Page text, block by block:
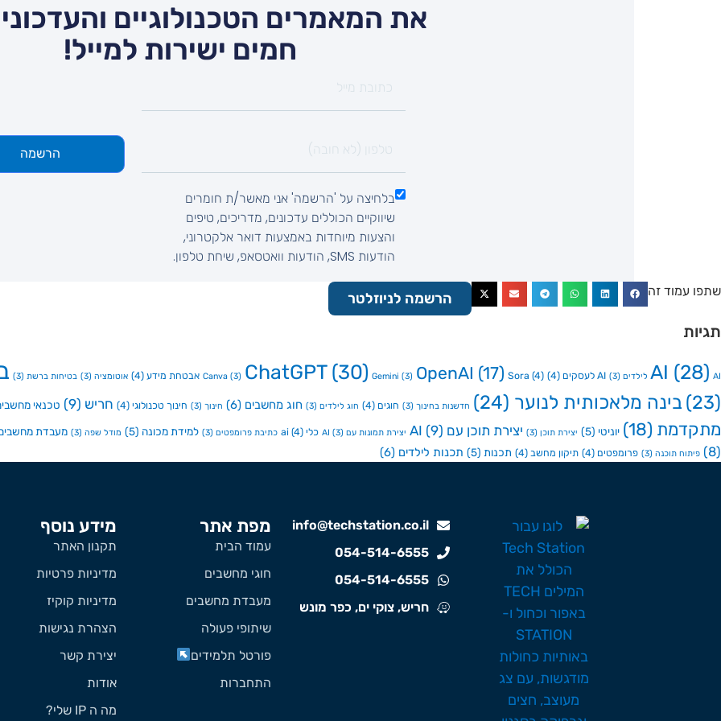
את המאמרים הטכנולוגיים
חמים ישירות למייל!
בלחיצה על 'הרשמה' אני מאשר/ת חומרים
שיווקיים הכוללים עדכונים, מדריכים, טיפים
והצעות מיוחדות באמצעות דואר אלקטרוני,
הודעות SMS, הודעות וואטסאפ, שיחת טלפון.
הרשמה
שתפו עמוד זה הרשמה לניוזלטר
תגיות
AI (28) AI לילדים (3) AI לעסקים (4)
Canva (3) ChatGPT(30) Gemini (3) OpenAI (17) Sora (4) אבטחת מידע (4) אוטומציה (3) בטיחות ברשת (3)
(23) בינה מלאכותית לנוער (24) חדשנות בחינוך (3) חוגים (4) חוג לילדים (3) חוג מחשבים (6) חינוך (3) חינוך טכנולוגי (4) חריש (9) טכנאי
מתקדמת (18) יוניטי (5) יצירת תוכן (3) יצירת תוכן עם AI (9) יצירת תמונות עם AI (3) כלי ai (4) כתיבת פרומפטים (3) למידת מכונה (5) מודל שפה (3) מעבדת
(8) פיתוח תוכנה (3) פרומפטים (4) תיקון מחשב (4) תכנות (5) תכנות לילדים (6)
info@techstation.co.il
054-514-6555
054-514-6555
חריש, צוקי ים, כפר מונש
מפת אתר
עמוד הבית
חוגי מחשבים
מעבדת מחשבים
שיתופי פעולה
פורטל תלמידים
התחברות
מידע נוסף
תקנון האתר
מדיניות פרטיות
מדיניות קוקיז
הצהרת נגישות
יצירת קשר
אודות
מה ה IP שלי?